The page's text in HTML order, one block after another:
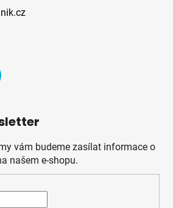
vám budeme zasílat informace o
našem e-shopu.